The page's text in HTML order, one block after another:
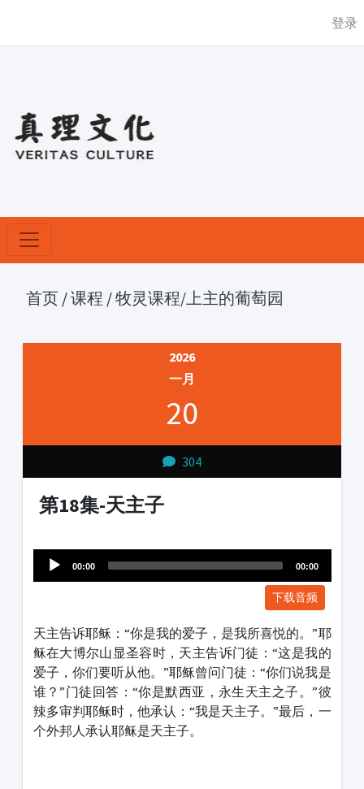
登录
首页 /课程 /牧灵课程/上主的葡萄园
2026
一月
20
304
第18集-天主子
Player
00:00 00:00
下载音频
天主告诉耶稣：“你是我的爱子，是我所喜悦的。”耶
稣在大博尔山显圣容时，天主告诉门徒：“这是我的
爱子，你们要听从他。”耶稣曾问门徒：“你们说我是
谁？”门徒回答：“你是默西亚，永生天主之子。”彼
辣多审判耶稣时，他承认：“我是天主子。”最后，一
个外邦人承认耶稣是天主子。